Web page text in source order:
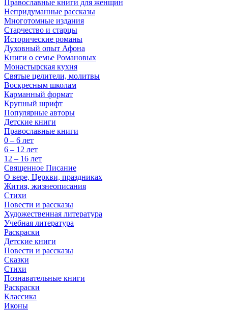
Православные книги для женщин
Непридуманные рассказы
Многотомные издания
Старчество и старцы
Исторические романы
Духовный опыт Афона
Книги о семье Романовых
Монастырская кухня
Святые целители, молитвы
Воскресным школам
Карманный формат
Крупный шрифт
Популярные авторы
Детские книги
Православные книги
0 – 6 лет
6 – 12 лет
12 – 16 лет
Священное Писание
О вере, Церкви, праздниках
Жития, жизнеописания
Стихи
Повести и рассказы
Художественная литература
Учебная литература
Раскраски
Детские книги
Повести и рассказы
Сказки
Стихи
Познавательные книги
Раскраски
Классика
Иконы